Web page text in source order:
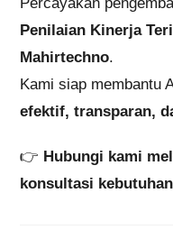
Penilaian Kinerja
Mahirtechno.
Kami siap membantu
efektif, transparan,
👉 Hubungi kami
konsultasi